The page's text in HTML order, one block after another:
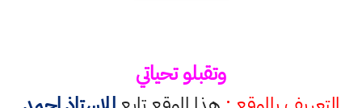
وتقبلو تحياتي